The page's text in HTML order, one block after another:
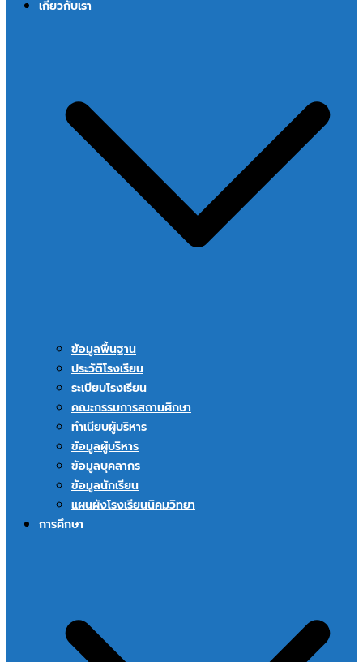
เกี่ยวกับเรา
ข้อมูลพื้นฐาน
ประวัติโรงเรียน
ระเบียบโรงเรียน
คณะกรรมการสถานศึกษา
ทำเนียบผู้บริหาร
ข้อมูลผู้บริหาร
ข้อมูลบุคลากร
ข้อมูลนักเรียน
แผนผังโรงเรียนนิคมวิทยา
การศึกษา